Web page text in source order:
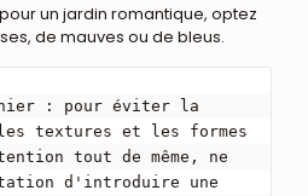
un jardin romantique, optez
de mauves ou de bleus.
: pour éviter la
textures et les formes
tout de même, ne
d'introduire une